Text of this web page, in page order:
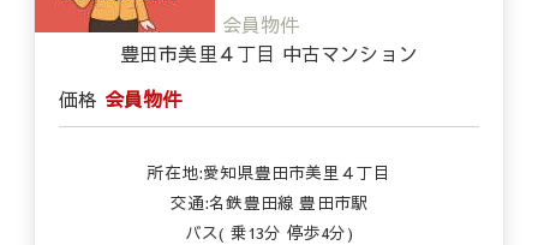
会員物件
豊田市美里４丁目 中古マンション
価格 会員物件
所在地:愛知県豊田市美里４丁目
交通:名鉄豊田線 豊田市駅
バス( 乗13分 停歩4分)